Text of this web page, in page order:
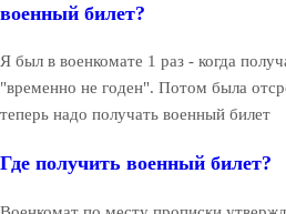
военный билет?
Я был в военкомате 1 раз - когда
"временно не годен". Потом была
теперь надо получать военный билет
Где получить военный билет?